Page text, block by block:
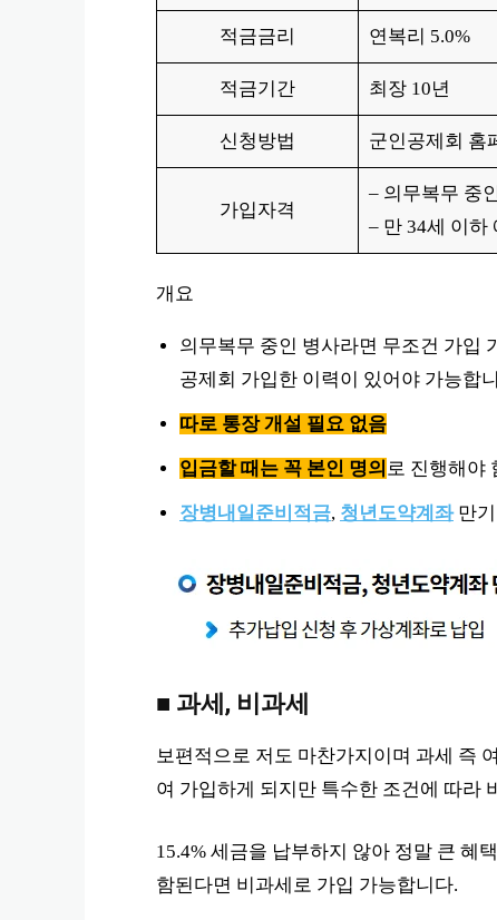
적금금리 연복리 5.0%
적금기간 최장 10년
신청방법 군인공제회 홈
가입자격
– 의무복무 중
– 만 34세 이하
개요
의무복무 중인 병사라면 무조건 가입
공제회 가입한 이력이 있어야 가능합
따로 통장 개설 필요 없음
입금할 때는 꼭 본인 명의 로 진행해야
장병내일준비적금, 청년도약계좌만기
■ 과세, 비과세
보편적으로 저도 마찬가지이며 과세 즉
여 가입하게 되지만 특수한 조건에 따라
15.4% 세금을 납부하지 않아 정말 큰 혜
함된다면 비과세로 가입 가능합니다.